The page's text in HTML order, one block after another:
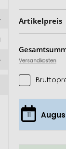
Artikelpreis
Versandkosten
11